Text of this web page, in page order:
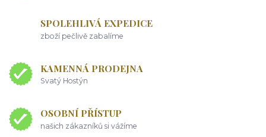
SPOLEHLIVÁ EXPEDICE
zboží pečlivě zabalíme
KAMENNÁ PRODEJNA
Svatý Hostýn
OSOBNÍ PŘÍSTUP
našich zákazníků si vážíme